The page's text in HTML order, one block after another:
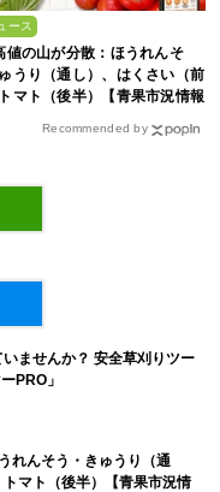
ース
値の山が分散：ほうれんそ
うり（通し）、はくさい（前
マト（後半）【青果市況情報
Recommended by
ませんか？ 安全草刈りツー
PRO」
れんそう・きゅうり（通
マト（後半）【青果市況情